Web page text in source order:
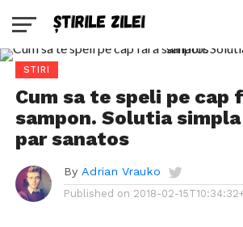
STIRI
Cum sa te speli pe cap
sampon. Solutia
par sanatos
By Adrian Vrauko
Published on 2018-02-